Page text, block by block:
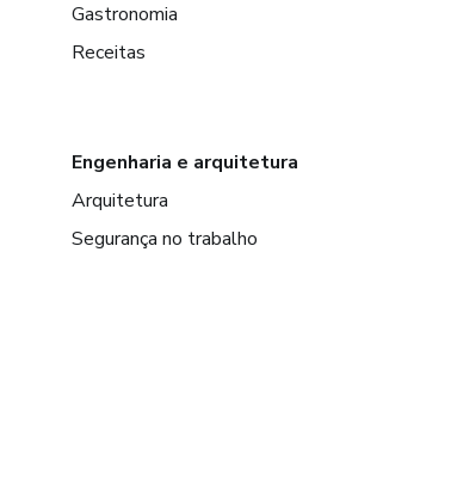
Gastronomia
Receitas
Engenharia e arquitetura
Arquitetura
Segurança no trabalho